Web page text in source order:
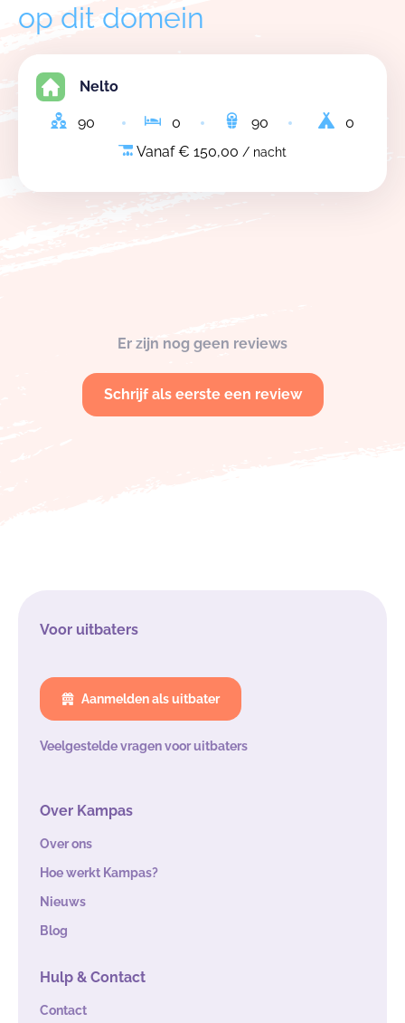
op dit domein
Nelto
90 0 90
0
Vanaf € 150,00 / nacht
Er zijn nog geen reviews
Schrijf als eerste een review
Voor uitbaters
Aanmelden als uitbater
Veelgestelde vragen voor uitbaters
Over Kampas
Over ons
Hoe werkt Kampas?
Nieuws
Blog
Hulp & Contact
Contact